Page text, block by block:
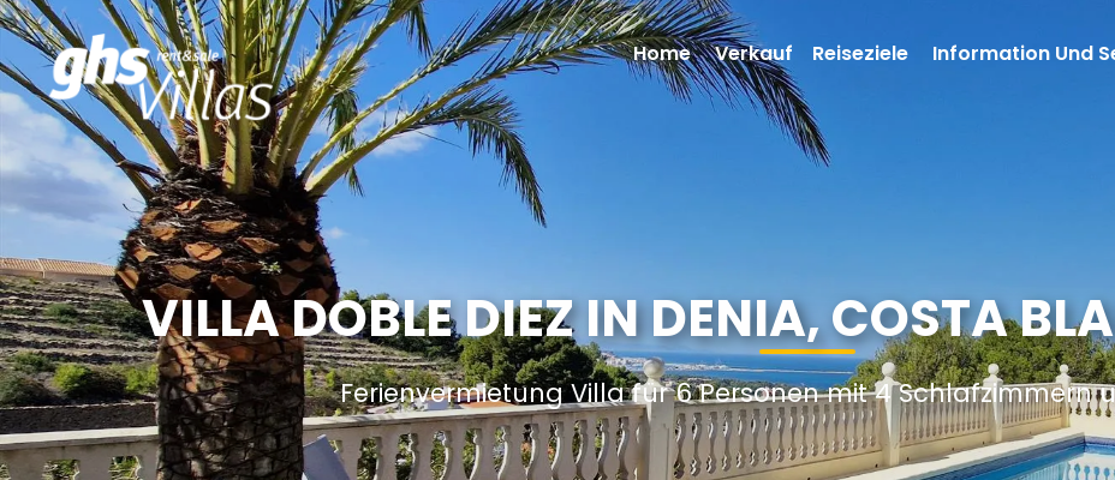
VILLA DOBLE DIEZ IN DENIA, COSTA
Ferienvermietung Villa für 6 Personen mit 4 Schlafzimmern
Home Verkauf Reiseziele Information Und